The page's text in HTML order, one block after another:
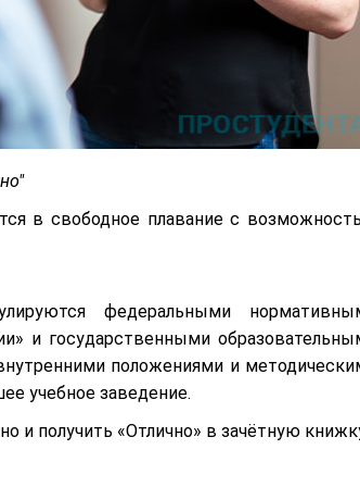
в свободное плавание с
федеральными
и государственными
положениями и
учебное заведение.
и получить «Отлично» в зачётную